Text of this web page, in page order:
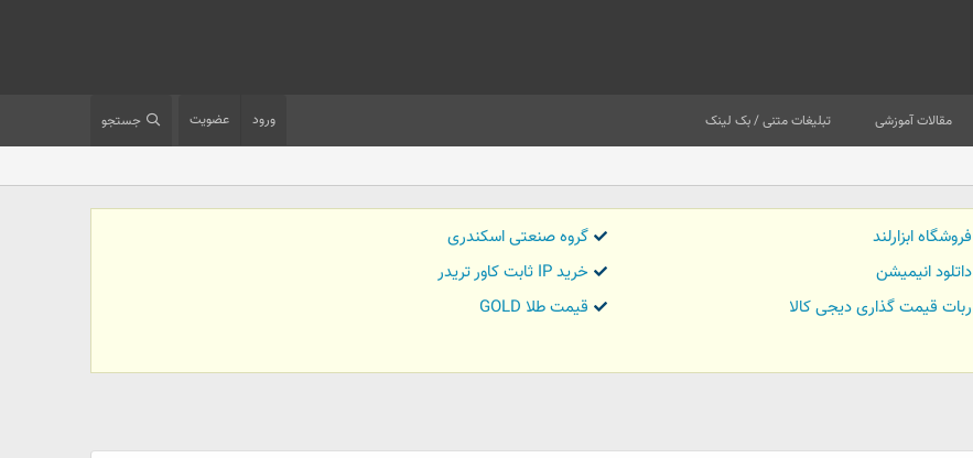
مقالات آموزشی تبلیغات متنی / بک لینک ورود عضویت جستجو
فروشگاه ابزارلند
گروه صنعتی اسکندری
داتلود انیمیشن
خرید IP ثابت کاور تریدر
ربات قیمت گذاری دیجی کالا
قیمت طلا GOLD